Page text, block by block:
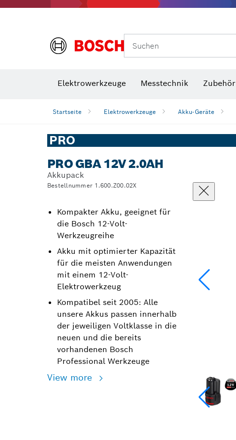
Suchen
Elektrowerkzeuge Messtechnik Zubehör
Startseite Elektrowerkzeuge Akku-Geräte
PRO
PRO GBA 12V 2.0AH
Akkupack
Bestellnummer 1.600.Z00.02X
Kompakter Akku, geeignet für
die Bosch 12-Volt-
Werkzeugreihe
Akku mit optimierter Kapazität
für die meisten Anwendungen
mit einem 12-Volt-
Elektrowerkzeug
Kompatibel seit 2005: Alle
unsere Akkus passen innerhalb
der jeweiligen Voltklasse in die
neuen und die bereits
vorhandenen Bosch
Professional Werkzeuge
View more